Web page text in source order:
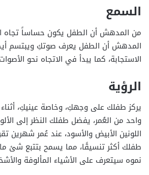
السمع
من المدهش أن الطفل يكون حساساً تجاه
المدهش أن الطفل يعرف صوتكِ ويبتسم
الاستجابة، كما يبدأ في الاتجاه نحو
الرؤية
يركز طفلك على وجهكِ، وخاصة عينيكِ،
واحد من العُمر، يفضل طفلك النظر إلى
اللونين الأبيض والأسود، عند عُمر شهرين
طفلك أكثر تنسيقًا، مما يسمح بتتبع شئ
نموه سيتعرف على الأشياء المألوفة